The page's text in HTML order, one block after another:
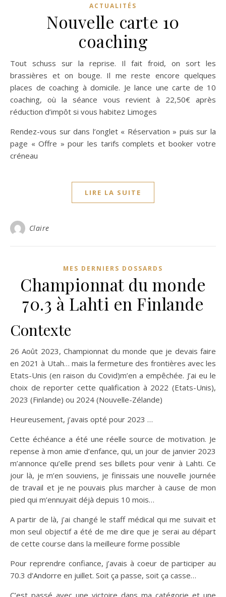
ACTUALITÉS
Nouvelle carte 10
coaching
Tout schuss sur la reprise. Il fait froid, on sort les
brassières et on bouge. Il me reste encore quelques
places de coaching à domicile. Je lance une carte de 10
coaching, où la séance vous revient à 22,50€ après
réduction d’impôt si vous habitez Limoges
Rendez-vous sur dans l’onglet « Réservation » puis sur la
page « Offre » pour les tarifs complets et booker votre
créneau
LIRE LA SUITE
Claire
MES DERNIERS DOSSARDS
Championnat du monde
70.3 à Lahti en Finlande
Contexte
26 Août 2023, Championnat du monde que je devais faire
en 2021 à Utah… mais la fermeture des frontières avec les
Etats-Unis (en raison du Covid)m’en a empêchée. J’ai eu le
choix de reporter cette qualification à 2022 (Etats-Unis),
2023 (Finlande) ou 2024 (Nouvelle-Zélande)
Heureusement, j’avais opté pour 2023 …
Cette échéance a été une réelle source de motivation. Je
repense à mon amie d’enfance, qui, un jour de janvier 2023
m’annonce qu’elle prend ses billets pour venir à Lahti. Ce
jour là, je m’en souviens, je finissais une nouvelle journée
de travail et je ne pouvais plus marcher à cause de mon
pied qui m’ennuyait déjà depuis 10 mois…
A partir de là, j’ai changé le staff médical qui me suivait et
mon seul objectif a été de me dire que je serai au départ
de cette course dans la meilleure forme possible
Pour reprendre confiance, j’avais à coeur de participer au
70.3 d’Andorre en juillet. Soit ça passe, soit ça casse…
C’est passé avec une victoire dans ma catégorie et une